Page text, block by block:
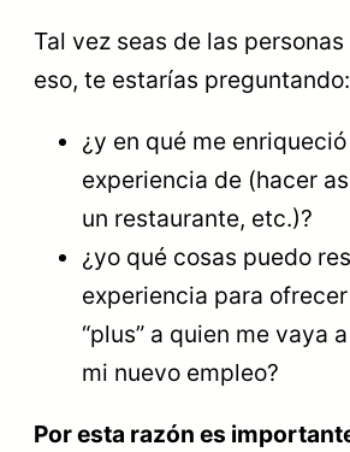
Tal vez seas de las
eso, te estarías preguntando:
¿y en qué me
experiencia de (hacer
un restaurante, etc.)?
¿yo qué cosas puedo
experiencia para
“plus” a quien me vaya
mi nuevo empleo?
Por esta razón es